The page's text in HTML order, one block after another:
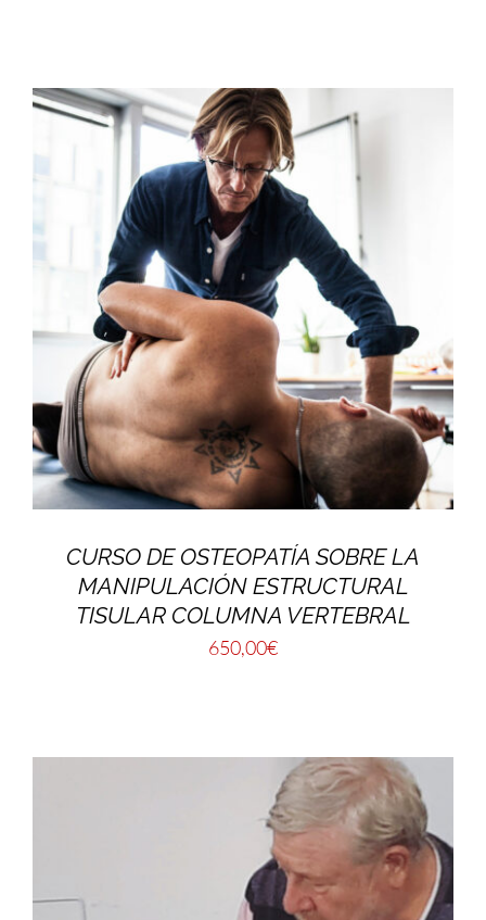
CURSO DE OSTEOPATÍA SOBRE LA
MANIPULACIÓN ESTRUCTURAL
TISULAR COLUMNA VERTEBRAL
650,00€